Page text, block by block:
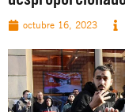
octubre 16, 2023